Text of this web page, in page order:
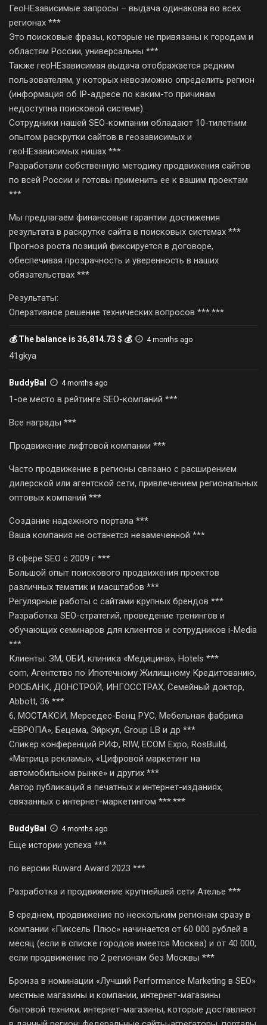
ГеоНЕзависимые запросы – выдача одинакова во всех
регионах ***
Это поисковые фразы, которые не привязаны к городам и
областям России, универсальны ***
Также геоНЕзависимая выдача отображается редким
пользователям, у которых невозможно определить регион
(информация об IP-адресе по каким-то причинам
недоступна поисковой системе).
Сотрудники нашей SEO-компании обладают 10-тилетним
опытом раскрутки сайтов в геозависимых и
геоНЕзависимых нишах ***
Разработали собственную методику продвижения сайтов
по всей России и готовы применить ее к вашим проектам
***
Мы предлагаем финансовые гарантии достижения
результата в раскрутке сайта в поисковых системах ***
Прогноз роста позиций фиксируется в договоре,
обеспечивая прозрачность и уверенность в наших
обязательствах ***
Результаты:
Оперативное решение технических вопросов ***.***
💰 The balance is 36,814.73 $ 💰 4 months ago
41gkya
BuddyBal 4 months ago
1-ое место в рейтинге SEO-компаний ***
Все награды ***
Продвижение лифтовой компании ***
Часто продвижение в регионы связано с расширением
дилерской или агентской сети, привлечением региональных
оптовых компаний ***
Создание надежного портала ***
Ваша компания не останется незамеченной ***
В сфере SEO с 2009 г ***
Большой опыт поискового продвижения проектов
различных тематик и масштабов ***
Регулярные работы с сайтами крупных брендов ***
Разработка SEO-стратегий, проведение тренингов и
обучающих семинаров для клиентов и сотрудников i-Media
***
Клиенты: ЗМ, ОБИ, клиника «Медицина», Hotels ***
com, Агентство по Ипотечному Жилищному Кредитованию,
РОСБАНК, ДОНСТРОЙ, ИНГОССТРАХ, Семейный доктор,
Abbott, 36 ***
6, МОСТАКСИ, Мерседес-Бенц РУС, Мебельная фабрика
«ЕВРОПА», Бецема, Эйркул, Group LB и др ***
Спикер конференций РИФ, RIW, ECOM Expo, RosBuild,
«Матрица рекламы», «Цифровой маркетинг на
автомобильном рынке» и других ***
Автор публикаций в печатных и интернет-изданиях,
связанных с интернет-маркетингом ***.***
BuddyBal 4 months ago
Еще истории успеха ***
по версии Ruward Award 2023 ***
Разработка и продвижение крупнейшей сети Ателье ***
В среднем, продвижение по нескольким регионам сразу в
компании «Пиксель Плюс» начинается от 60 000 рублей в
месяц (если в списке городов имеется Москва) и от 40 000,
если продвижение по 2 регионам без Москвы ***
Бронза в номинации «Лучший Performance Marketing в SEO»
местные магазины и компании, интернет-магазины
бытовой техники; интернет-магазины, которые доставляют